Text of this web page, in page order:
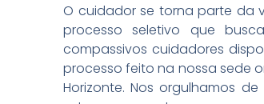
O cuidador se torna parte da
processo seletivo que
compassivos cuidadores
processo feito na nossa sede
Horizonte. Nos orgulhamos